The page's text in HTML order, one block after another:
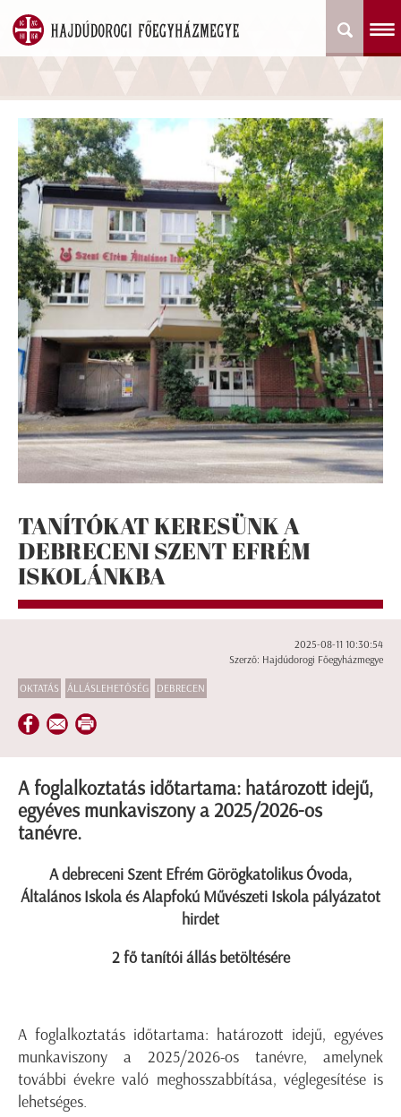
TANÍTÓKAT KERESÜNK A
DEBRECENI SZENT EFRÉM
ISKOLÁNKBA
2025-08-11 10:30:54
Szerző: Hajdúdorogi Főegyházmegye
OKTATÁS ÁLLÁSLEHETŐSÉG DEBRECEN
A foglalkoztatás időtartama: határozott idejű,
egyéves munkaviszony a 2025/2026-os
tanévre.
A debreceni Szent Efrém Görögkatolikus Óvoda,
Általános Iskola és Alapfokú Művészeti Iskola pályázatot
hirdet
2 fő tanítói állás betöltésére
A foglalkoztatás időtartama: határozott idejű, egyéves
munkaviszony a 2025/2026-os tanévre, amelynek
további évekre való meghosszabbítása, véglegesítése is
lehetséges.